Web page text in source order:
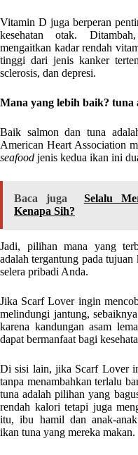
Vitamin D juga berperan
kesehatan otak.
mengaitkan kadar rendah
tinggi dari jenis kanker
sclerosis, dan depresi.
Mana yang lebih baik? tuna
Baik salmon dan tuna
American Heart Association
seafood jenis kedua ikan ini
Baca juga
Selalu
Kenapa Sih?
Jadi, pilihan mana yang
adalah tergantung pada tujuan
selera pribadi Anda.
Jika Scarf Lover ingin
melindungi jantung,
karena kandungan asam
dapat bermanfaat bagi
Di sisi lain, jika Scarf Lover
tanpa menambahkan terlalu
tuna adalah pilihan yang
rendah kalori tetapi juga
itu, ibu hamil dan anak-
ikan tuna yang mereka makan.